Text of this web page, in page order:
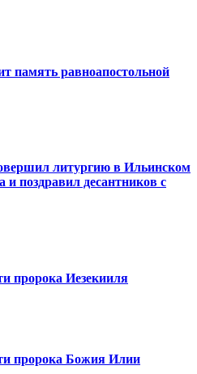
память равноапостольной
литургию в Ильинском
и поздравил десантников с
пророка Иезекииля
пророка Божия Илии